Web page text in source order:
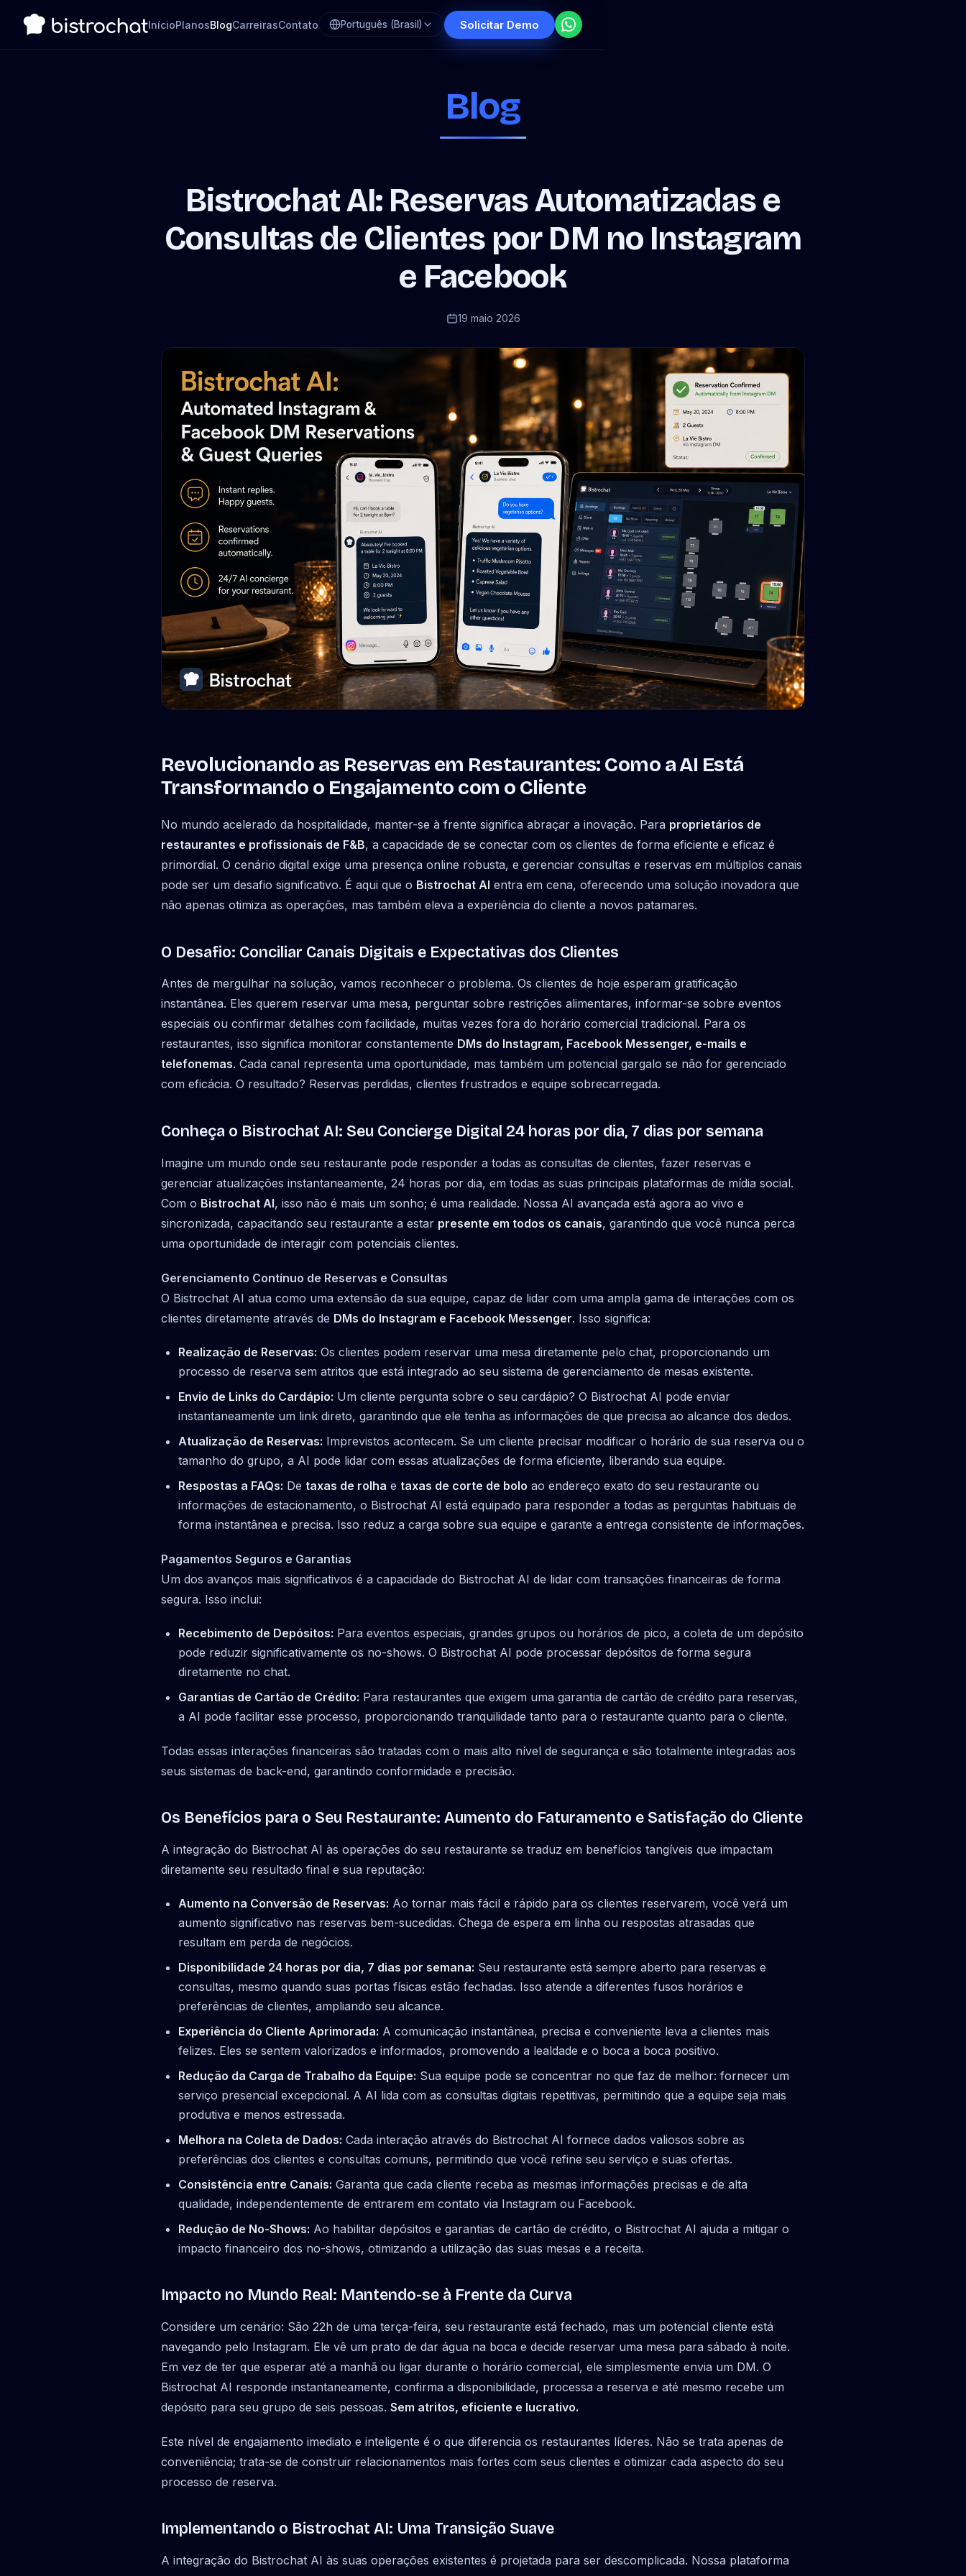
InícioPlanosBlogCarreirasContato Português (Brasil) Solicitar Demo
Blog
Bistrochat AI: Reservas Automatizadas e
Consultas de Clientes por DM no Instagram
e Facebook
19 maio 2026
Revolucionando as Reservas em Restaurantes: Como a AI Está
Transformando o Engajamento com o Cliente
No mundo acelerado da hospitalidade, manter-se à frente significa abraçar a inovação. Para proprietários de
restaurantes e profissionais de F&B, a capacidade de se conectar com os clientes de forma eficiente e eficaz é
primordial. O cenário digital exige uma presença online robusta, e gerenciar consultas e reservas em múltiplos canais
pode ser um desafio significativo. É aqui que o Bistrochat AI entra em cena, oferecendo uma solução inovadora que
não apenas otimiza as operações, mas também eleva a experiência do cliente a novos patamares.
O Desafio: Conciliar Canais Digitais e Expectativas dos Clientes
Antes de mergulhar na solução, vamos reconhecer o problema. Os clientes de hoje esperam gratificação
instantânea. Eles querem reservar uma mesa, perguntar sobre restrições alimentares, informar-se sobre eventos
especiais ou confirmar detalhes com facilidade, muitas vezes fora do horário comercial tradicional. Para os
restaurantes, isso significa monitorar constantemente DMs do Instagram, Facebook Messenger, e-mails e
telefonemas. Cada canal representa uma oportunidade, mas também um potencial gargalo se não for gerenciado
com eficácia. O resultado? Reservas perdidas, clientes frustrados e equipe sobrecarregada.
Conheça o Bistrochat AI: Seu Concierge Digital 24 horas por dia, 7 dias por semana
Imagine um mundo onde seu restaurante pode responder a todas as consultas de clientes, fazer reservas e
gerenciar atualizações instantaneamente, 24 horas por dia, em todas as suas principais plataformas de mídia social.
Com o Bistrochat AI, isso não é mais um sonho; é uma realidade. Nossa AI avançada está agora ao vivo e
sincronizada, capacitando seu restaurante a estar presente em todos os canais, garantindo que você nunca perca
uma oportunidade de interagir com potenciais clientes.
Gerenciamento Contínuo de Reservas e Consultas
O Bistrochat AI atua como uma extensão da sua equipe, capaz de lidar com uma ampla gama de interações com os
clientes diretamente através de DMs do Instagram e Facebook Messenger. Isso significa:
Realização de Reservas: Os clientes podem reservar uma mesa diretamente pelo chat, proporcionando um
processo de reserva sem atritos que está integrado ao seu sistema de gerenciamento de mesas existente.
Envio de Links do Cardápio: Um cliente pergunta sobre o seu cardápio? O Bistrochat AI pode enviar
instantaneamente um link direto, garantindo que ele tenha as informações de que precisa ao alcance dos dedos.
Atualização de Reservas: Imprevistos acontecem. Se um cliente precisar modificar o horário de sua reserva ou o
tamanho do grupo, a AI pode lidar com essas atualizações de forma eficiente, liberando sua equipe.
Respostas a FAQs: De taxas de rolha e taxas de corte de bolo ao endereço exato do seu restaurante ou
informações de estacionamento, o Bistrochat AI está equipado para responder a todas as perguntas habituais de
forma instantânea e precisa. Isso reduz a carga sobre sua equipe e garante a entrega consistente de informações.
Pagamentos Seguros e Garantias
Um dos avanços mais significativos é a capacidade do Bistrochat AI de lidar com transações financeiras de forma
segura. Isso inclui:
Recebimento de Depósitos: Para eventos especiais, grandes grupos ou horários de pico, a coleta de um depósito
pode reduzir significativamente os no-shows. O Bistrochat AI pode processar depósitos de forma segura
diretamente no chat.
Garantias de Cartão de Crédito: Para restaurantes que exigem uma garantia de cartão de crédito para reservas,
a AI pode facilitar esse processo, proporcionando tranquilidade tanto para o restaurante quanto para o cliente.
Todas essas interações financeiras são tratadas com o mais alto nível de segurança e são totalmente integradas aos
seus sistemas de back-end, garantindo conformidade e precisão.
Os Benefícios para o Seu Restaurante: Aumento do Faturamento e Satisfação do Cliente
A integração do Bistrochat AI às operações do seu restaurante se traduz em benefícios tangíveis que impactam
diretamente seu resultado final e sua reputação:
Aumento na Conversão de Reservas: Ao tornar mais fácil e rápido para os clientes reservarem, você verá um
aumento significativo nas reservas bem-sucedidas. Chega de espera em linha ou respostas atrasadas que
resultam em perda de negócios.
Disponibilidade 24 horas por dia, 7 dias por semana: Seu restaurante está sempre aberto para reservas e
consultas, mesmo quando suas portas físicas estão fechadas. Isso atende a diferentes fusos horários e
preferências de clientes, ampliando seu alcance.
Experiência do Cliente Aprimorada: A comunicação instantânea, precisa e conveniente leva a clientes mais
felizes. Eles se sentem valorizados e informados, promovendo a lealdade e o boca a boca positivo.
Redução da Carga de Trabalho da Equipe: Sua equipe pode se concentrar no que faz de melhor: fornecer um
serviço presencial excepcional. A AI lida com as consultas digitais repetitivas, permitindo que a equipe seja mais
produtiva e menos estressada.
Melhora na Coleta de Dados: Cada interação através do Bistrochat AI fornece dados valiosos sobre as
preferências dos clientes e consultas comuns, permitindo que você refine seu serviço e suas ofertas.
Consistência entre Canais: Garanta que cada cliente receba as mesmas informações precisas e de alta
qualidade, independentemente de entrarem em contato via Instagram ou Facebook.
Redução de No-Shows: Ao habilitar depósitos e garantias de cartão de crédito, o Bistrochat AI ajuda a mitigar o
impacto financeiro dos no-shows, otimizando a utilização das suas mesas e a receita.
Impacto no Mundo Real: Mantendo-se à Frente da Curva
Considere um cenário: São 22h de uma terça-feira, seu restaurante está fechado, mas um potencial cliente está
navegando pelo Instagram. Ele vê um prato de dar água na boca e decide reservar uma mesa para sábado à noite.
Em vez de ter que esperar até a manhã ou ligar durante o horário comercial, ele simplesmente envia um DM. O
Bistrochat AI responde instantaneamente, confirma a disponibilidade, processa a reserva e até mesmo recebe um
depósito para seu grupo de seis pessoas. Sem atritos, eficiente e lucrativo.
Este nível de engajamento imediato e inteligente é o que diferencia os restaurantes líderes. Não se trata apenas de
conveniência; trata-se de construir relacionamentos mais fortes com seus clientes e otimizar cada aspecto do seu
processo de reserva.
Implementando o Bistrochat AI: Uma Transição Suave
A integração do Bistrochat AI às suas operações existentes é projetada para ser descomplicada. Nossa plataforma